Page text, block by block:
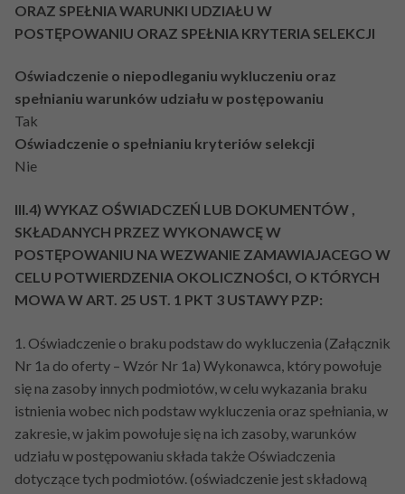
ORAZ SPEŁNIA WARUNKI UDZIAŁU W
POSTĘPOWANIU ORAZ SPEŁNIA KRYTERIA SELEKCJI
Oświadczenie o niepodleganiu wykluczeniu oraz
spełnianiu warunków udziału w postępowaniu
Tak
Oświadczenie o spełnianiu kryteriów selekcji
Nie
III.4) WYKAZ OŚWIADCZEŃ LUB DOKUMENTÓW ,
SKŁADANYCH PRZEZ WYKONAWCĘ W
POSTĘPOWANIU NA WEZWANIE ZAMAWIAJACEGO W
CELU POTWIERDZENIA OKOLICZNOŚCI, O KTÓRYCH
MOWA W ART. 25 UST. 1 PKT 3 USTAWY PZP:
1. Oświadczenie o braku podstaw do wykluczenia (Załącznik
Nr 1a do oferty – Wzór Nr 1a) Wykonawca, który powołuje
się na zasoby innych podmiotów, w celu wykazania braku
istnienia wobec nich podstaw wykluczenia oraz spełniania, w
zakresie, w jakim powołuje się na ich zasoby, warunków
udziału w postępowaniu składa także Oświadczenia
dotyczące tych podmiotów. (oświadczenie jest składową